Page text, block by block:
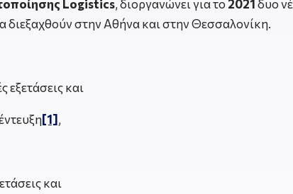
Logistics, διοργανώνει για το 2021δυο
διεξαχθούν στην Αθήνα και στην Θεσσαλονίκη.
εξετάσεις και
[1],
και